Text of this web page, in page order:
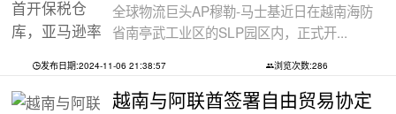
全球物流巨头AP穆勒-马士基近日在越南海防
省南亭武工业区的SLP园区内，正式开...
发布日期:2024-11-06 21:38:57 浏览次数:286
越南与阿联酋签署自由贸易协定